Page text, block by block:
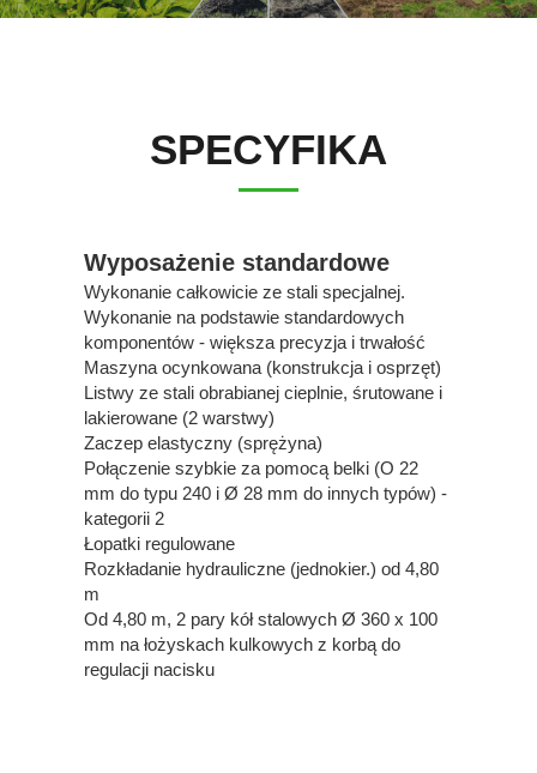
SPECYFIKA
Wyposażenie standardowe
Wykonanie całkowicie ze stali specjalnej.
Wykonanie na podstawie standardowych
komponentów - większa precyzja i trwałość
Maszyna ocynkowana (konstrukcja i osprzęt)
Listwy ze stali obrabianej cieplnie, śrutowane i
lakierowane (2 warstwy)
Zaczep elastyczny (sprężyna)
Połączenie szybkie za pomocą belki (O 22
mm do typu 240 i Ø 28 mm do innych typów) -
kategorii 2
Łopatki regulowane
Rozkładanie hydrauliczne (jednokier.) od 4,80
m
Od 4,80 m, 2 pary kół stalowych Ø 360 x 100
mm na łożyskach kulkowych z korbą do
regulacji nacisku